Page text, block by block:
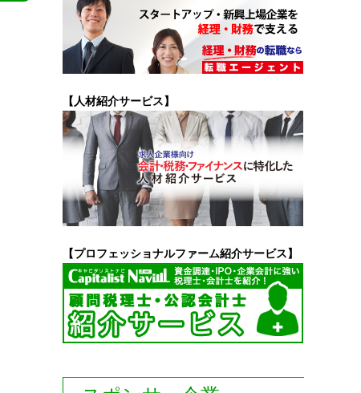
【人材紹介サービス】
【プロフェッショナルファーム紹介サービス】